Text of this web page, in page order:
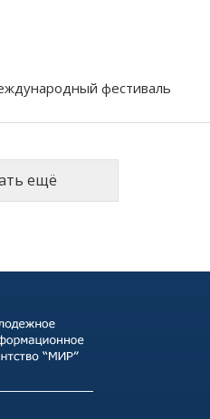
фестиваль
ещё